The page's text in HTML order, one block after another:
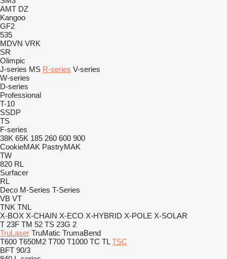
AMT DZ
Kangoo
GF2
535
MDVN VRK
SR
Olimpic
J-series MS R-series V-series
W-series
D-series
Professional
T-10
SSDP
TS
F-series
38K 65K 185 260 600 900
CookieMAK PastryMAK
TW
820 RL
Surfacer
RL
Deco M-Series T-Series
VB VT
TNK TNL
X-BOX X-CHAIN X-ECO X-HYBRID X-POLE X-SOLAR
T 23F TM 52 TS 23G 2
TruLaser TruMatic TrumaBend
T600 T650M2 T700 T1000 TC TL TSC
BFT 90/3